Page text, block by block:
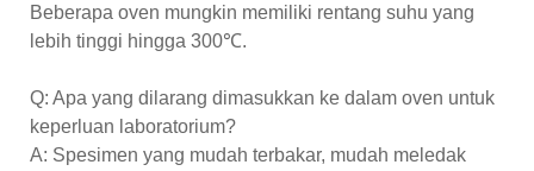
Beberapa oven mungkin memiliki rentang suhu yang
lebih tinggi hingga 300℃.
Q: Apa yang dilarang dimasukkan ke dalam oven untuk
keperluan laboratorium?
A: Spesimen yang mudah terbakar, mudah meledak